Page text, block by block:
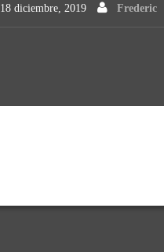
18 diciembre, 2019 Frederic